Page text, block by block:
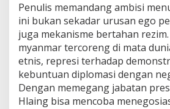
Penulis memandang ambisi
ini bukan sekadar urusan ego
juga mekanisme bertahan
myanmar tercoreng di mata
etnis, represi terhadap
kebuntuan diplomasi dengan
Dengan memegang jabatan
Hlaing bisa mencoba